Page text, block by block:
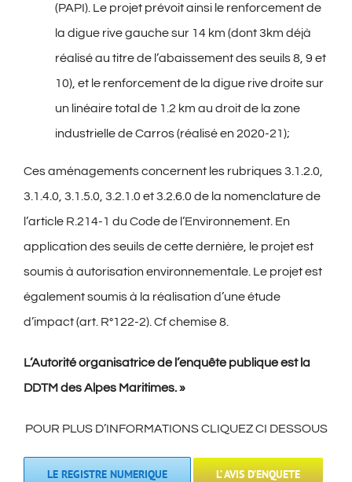
(PAPI). Le projet prévoit ainsi le renforcement de
la digue rive gauche sur 14 km (dont 3km déjà
réalisé au titre de l’abaissement des seuils 8, 9 et
10), et le renforcement de la digue rive droite sur
un linéaire total de 1.2 km au droit de la zone
industrielle de Carros (réalisé en 2020-21);
Ces aménagements concernent les rubriques 3.1.2.0,
3.1.4.0, 3.1.5.0, 3.2.1.0 et 3.2.6.0 de la nomenclature de
l’article R.214-1 du Code de l’Environnement. En
application des seuils de cette dernière, le projet est
soumis à autorisation environnementale. Le projet est
également soumis à la réalisation d’une étude
d’impact (art. R°122-2). Cf chemise 8.
L’Autorité organisatrice de l’enquête publique est la
DDTM des Alpes Maritimes. »
POUR PLUS D’INFORMATIONS CLIQUEZ CI DESSOUS
LE REGISTRE NUMERIQUE L’ AVIS D’ENQUETE